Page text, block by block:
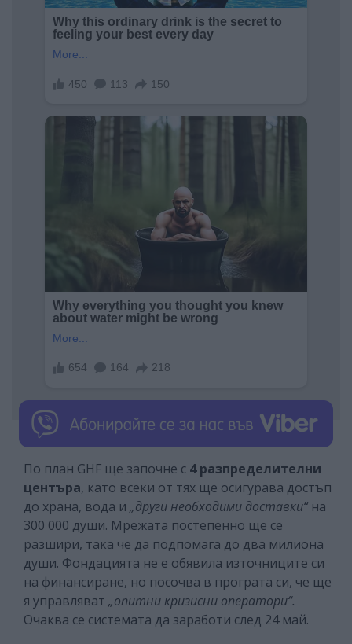
По план GHF ще започне с 4 разпределителни
центъра, като всеки от тях ще осигурава достъп
до храна, вода и „други необходими доставки“ на
300 000 души. Мрежата постепенно ще се
разшири, така че да подпомага до два милиона
души. Фондацията не е обявила източниците си
на финансиране, но посочва в програта си, че ще
я управляват „опитни кризисни оператори“.
Очаква се системата да заработи след 24 май.